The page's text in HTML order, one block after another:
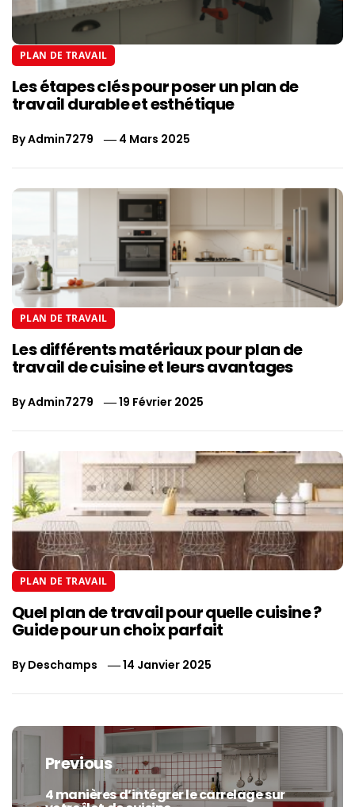
PLAN DE TRAVAIL
Les étapes clés pour poser un plan de
travail durable et esthétique
ByAdmin7279 4 Mars 2025
PLAN DE TRAVAIL
Les différents matériaux pour plan de
travail de cuisine et leurs avantages
ByAdmin7279 19 Février 2025
PLAN DE TRAVAIL
Quel plan de travail pour quelle cuisine ?
Guide pour un choix parfait
ByDeschamps 14 Janvier 2025
Navigation
l’article
Previous
Previous
4 manières d’intégrer le carrelage sur